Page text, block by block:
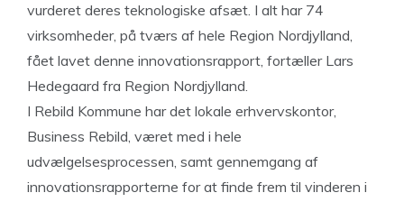
vurderet deres teknologiske afsæt. I alt har 74
virksomheder, på tværs af hele Region Nordjylland,
fået lavet denne innovationsrapport, fortæller Lars
Hedegaard fra Region Nordjylland.
I Rebild Kommune har det lokale erhvervskontor,
Business Rebild, været med i hele
udvælgelsesprocessen, samt gennemgang af
innovationsrapporterne for at finde frem til vinderen i